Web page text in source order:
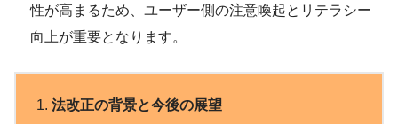
性が高まるため、ユーザー側の注意喚起とリテラシー
向上が重要となります。
法改正の背景と今後の展望